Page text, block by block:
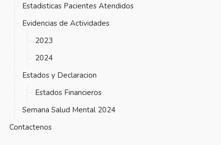
Estadisticas Pacientes Atendidos
Evidencias de Actividades
2023
2024
Estados y Declaracion
Estados Financieros
Semana Salud Mental 2024
Contactenos